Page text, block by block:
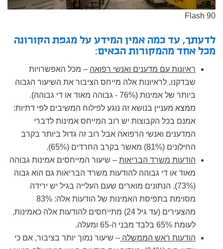
Flash 90
לדעתך, עד כמה אמין המידע על מגפת הקורונה
מכל אחד מהמקורות הבאים:
ראיונות עם מדענים ואנשי רפואה – מכל האפשרויות
שבדקנו, לראיונות אלה מייחס הציבור את השיעור הגבוה
ביותר של אמינות (76% - גבוהה מאוד או די גבוהה).
ממצא מעניין בנושא זה נוגע לפילוח המשיבים לפי דתיות:
אמנם בכל הקבוצות יש רוב המייחס אמינות לדברי
המדענים ואנשי הרפואה אבל רוב זה גדול ביותר בקרב
החילונים (81%) מאשר בקרב החרדים (65%).
הודעות משרד הבריאות – שיעור המייחסים אמינות גבוהה
מאוד או די גבוהה להודעות משרד הבריאות גם הוא גבוה
(73%). הנתונים מוארים שעם העלייה בגיל יש ירידה
מסוימת בתפיסת האמינות של הודעות אלה: 83%
מהצעירים (עד גיל 24) מתייחסים להודעות אלה כאמינות,
לעומת 65% בלבד מבני ה-65 ומעלה.
הודעות ראש הממשלה – שיעור נמוך יותר בציבור, אם כי